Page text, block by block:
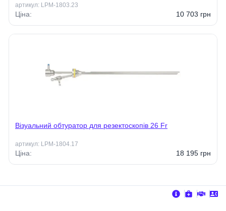
артикул: LPM-1803.23
Ціна: 10 703 грн
Візуальний обтуратор для резектоскопів 26 Fr
артикул: LPM-1804.17
Ціна: 18 195 грн